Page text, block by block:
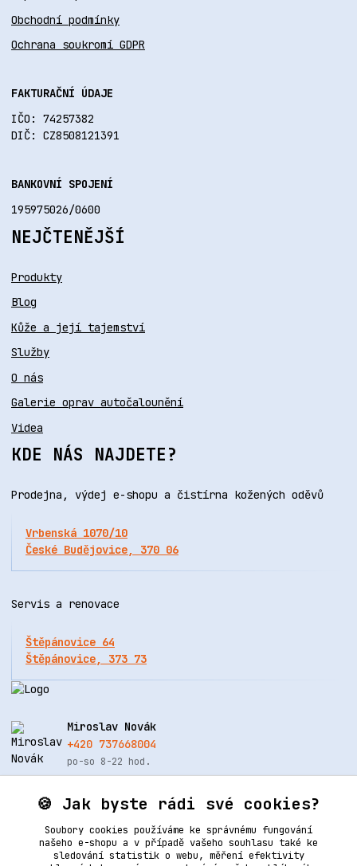
Obchodní podmínky
Ochrana soukromí GDPR
FAKTURAČNÍ ÚDAJE
IČO: 74257382
DIČ: CZ8508121391
BANKOVNÍ SPOJENÍ
195975026/0600
NEJČTENĚJŠÍ
Produkty
Blog
Kůže a její tajemství
Služby
O nás
Galerie oprav autočalounění
Videa
KDE NÁS NAJDETE?
Prodejna, výdej e-shopu a čistírna kožených oděvů
Vrbenská 1070/10
České Budějovice, 370 06
Servis a renovace
Štěpánovice 64
Štěpánovice, 373 73
Miroslav Novák
+420 737668004
po-so 8-22 hod.
info@renovacekuze.cz
🍪 Jak byste rádi své cookies?
Soubory cookies používáme ke správnému fungování
našeho e-shopu a v případě vašeho souhlasu také ke
sledování statistik o webu, měření efektivity